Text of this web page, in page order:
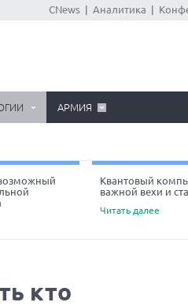
CNews Аналитика
АРМИЯ
Квантовый
важной вехи и
Читать далее
кто